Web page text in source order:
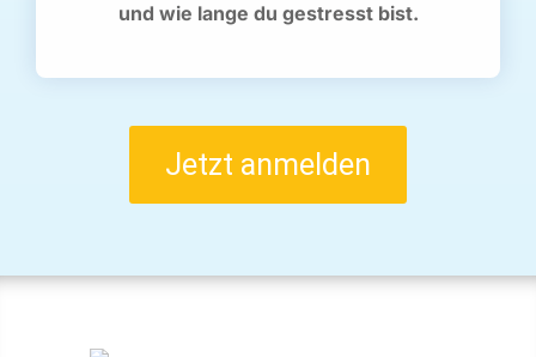
und wie lange du gestresst bist.
Jetzt anmelden